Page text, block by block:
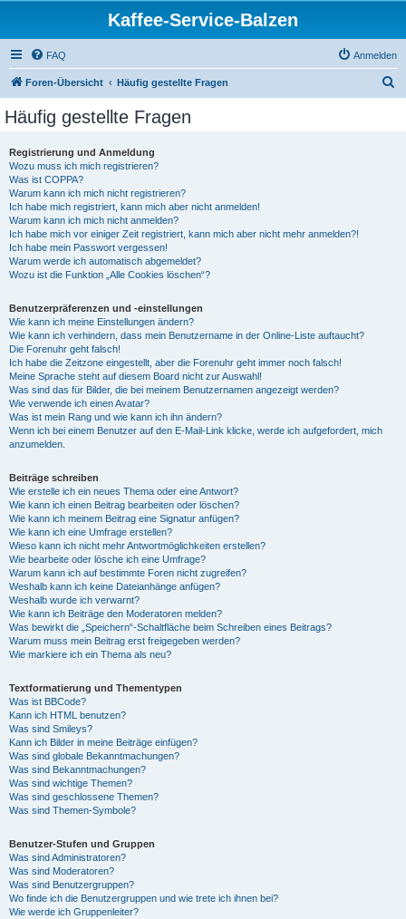
Kaffee-Service-Balzen
FAQ Anmelden
Foren-Übersicht Häufig gestellte Fragen
Häufig gestellte Fragen
Registrierung und Anmeldung
Wozu muss ich mich registrieren?
Was ist COPPA?
Warum kann ich mich nicht registrieren?
Ich habe mich registriert, kann mich aber nicht anmelden!
Warum kann ich mich nicht anmelden?
Ich habe mich vor einiger Zeit registriert, kann mich aber nicht mehr anmelden?!
Ich habe mein Passwort vergessen!
Warum werde ich automatisch abgemeldet?
Wozu ist die Funktion „Alle Cookies löschen“?
Benutzerpräferenzen und -einstellungen
Wie kann ich meine Einstellungen ändern?
Wie kann ich verhindern, dass mein Benutzername in der Online-Liste auftaucht?
Die Forenuhr geht falsch!
Ich habe die Zeitzone eingestellt, aber die Forenuhr geht immer noch falsch!
Meine Sprache steht auf diesem Board nicht zur Auswahl!
Was sind das für Bilder, die bei meinem Benutzernamen angezeigt werden?
Wie verwende ich einen Avatar?
Was ist mein Rang und wie kann ich ihn ändern?
Wenn ich bei einem Benutzer auf den E-Mail-Link klicke, werde ich aufgefordert, mich
anzumelden.
Beiträge schreiben
Wie erstelle ich ein neues Thema oder eine Antwort?
Wie kann ich einen Beitrag bearbeiten oder löschen?
Wie kann ich meinem Beitrag eine Signatur anfügen?
Wie kann ich eine Umfrage erstellen?
Wieso kann ich nicht mehr Antwortmöglichkeiten erstellen?
Wie bearbeite oder lösche ich eine Umfrage?
Warum kann ich auf bestimmte Foren nicht zugreifen?
Weshalb kann ich keine Dateianhänge anfügen?
Weshalb wurde ich verwarnt?
Wie kann ich Beiträge den Moderatoren melden?
Was bewirkt die „Speichern“-Schaltfläche beim Schreiben eines Beitrags?
Warum muss mein Beitrag erst freigegeben werden?
Wie markiere ich ein Thema als neu?
Textformatierung und Thementypen
Was ist BBCode?
Kann ich HTML benutzen?
Was sind Smileys?
Kann ich Bilder in meine Beiträge einfügen?
Was sind globale Bekanntmachungen?
Was sind Bekanntmachungen?
Was sind wichtige Themen?
Was sind geschlossene Themen?
Was sind Themen-Symbole?
Benutzer-Stufen und Gruppen
Was sind Administratoren?
Was sind Moderatoren?
Was sind Benutzergruppen?
Wo finde ich die Benutzergruppen und wie trete ich ihnen bei?
Wie werde ich Gruppenleiter?